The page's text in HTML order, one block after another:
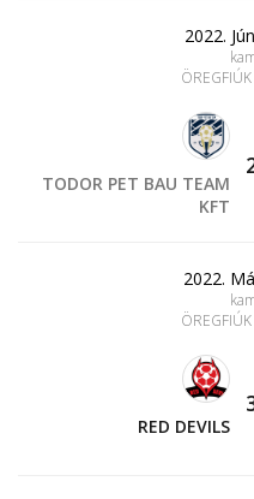
2022.
TODOR PET BAU TEAM
KFT
2022.
RED DEVILS